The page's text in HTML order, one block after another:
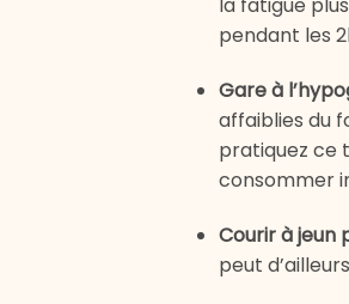
la fatigue
pendant les
Gare à
affaiblies du
pratiquez ce
consommer
Courir à jeun
peut